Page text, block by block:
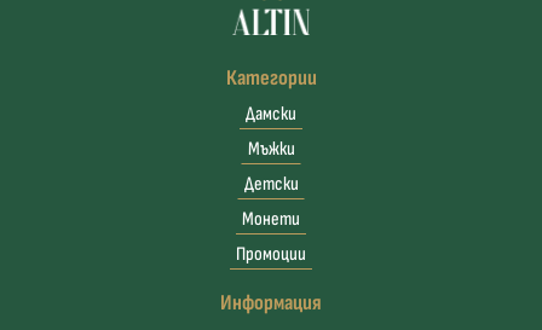
Категории
Дамски
Мъжки
Детски
Монети
Промоции
Информация